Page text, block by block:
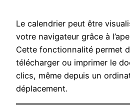
Le calendrier peut être
votre navigateur grâce à
Cette fonctionnalité permet
télécharger ou imprimer le
clics, même depuis un
déplacement.